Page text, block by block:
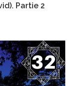
Partie 2